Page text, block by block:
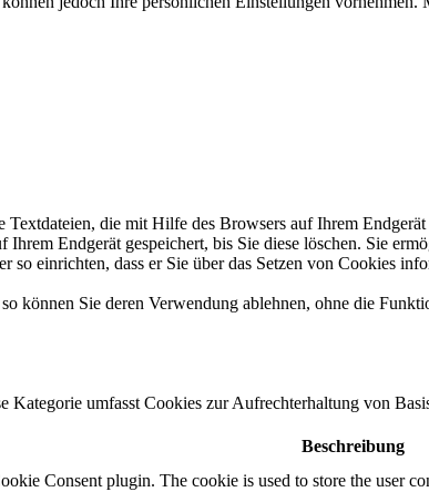
die mit Hilfe des Browsers auf Ihrem
Endgerät gespeichert, bis Sie diese löschen. Sie
einrichten, dass er Sie über das Setzen von Cookies
können Sie deren Verwendung ablehnen, ohne die
umfasst Cookies zur Aufrechterhaltung von
Beschreibung
Consent plugin. The cookie is used to store the user